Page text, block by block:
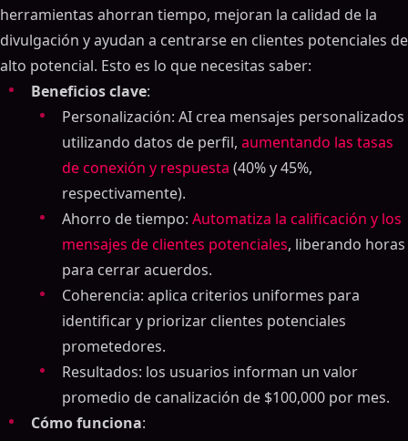
herramientas ahorran tiempo, mejoran la calidad de la
divulgación y ayudan a centrarse en clientes potenciales de
alto potencial. Esto es lo que necesitas saber:
Beneficios clave:
Personalización: AI crea mensajes personalizados
utilizando datos de perfil, aumentando las tasas
de conexión y respuesta (40% y 45%,
respectivamente).
Ahorro de tiempo: Automatiza la calificación y los
mensajes de clientes potenciales, liberando horas
para cerrar acuerdos.
Coherencia: aplica criterios uniformes para
identificar y priorizar clientes potenciales
prometedores.
Resultados: los usuarios informan un valor
promedio de canalización de $100,000 por mes.
Cómo funciona: